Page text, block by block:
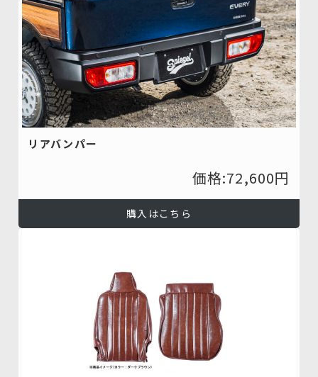
リアバンパー
価格:72,600円
購入はこちら